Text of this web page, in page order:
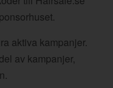
aktiva kampanjer.
av kampanjer,